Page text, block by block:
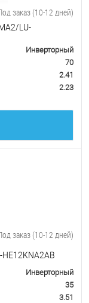
заказ (10-12 дней)
LU-
Инверторный
70
2.41
2.23
заказ (10-12 дней)
Инверторный
35
3.51